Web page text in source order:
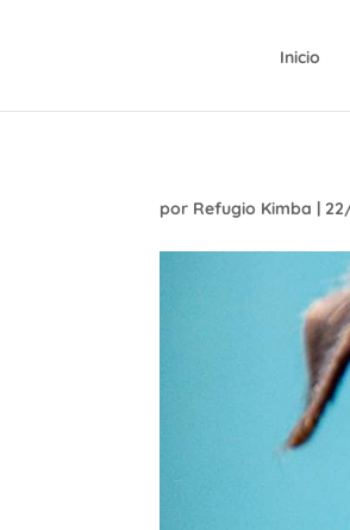
Inicio
por Refugio Kimba |